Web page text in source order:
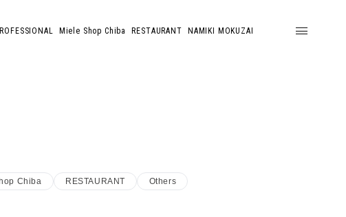
Miele Shop Chiba RESTAURANT NAMIKI MOKUZAI
Chiba RESTAURANT Others